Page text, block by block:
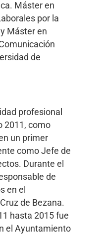
Máster en
por la
Máster en
de
profesional
2011, como
un primer
como Jefe de
Durante el
de
en el
de Bezana.
hasta 2015 fue
el Ayuntamiento